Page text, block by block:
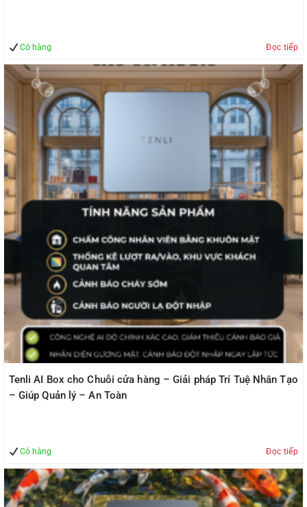
Có hàng Đọc tiếp
Tenli AI Box cho Chuỗi cửa hàng – Giải pháp Trí Tuệ Nhân Tạo
– Giúp Quản lý – An Toàn
Có hàng Đọc tiếp